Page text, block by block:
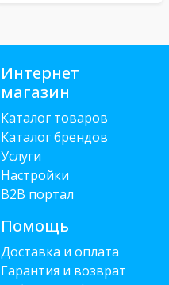
Интернет
магазин
Каталог товаров
Каталог брендов
Услуги
Настройки
B2B портал
Помощь
Доставка и оплата
Гарантия и возврат